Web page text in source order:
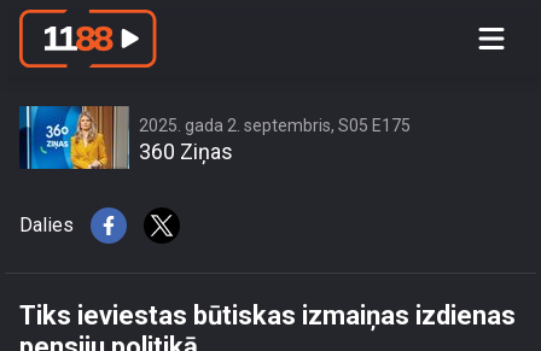
Tiks ieviestas būtiskas izmaiņas
2025. gada 2. septembris, S05 E175
360 Ziņas
Dalies
Tiks ieviestas būtiskas izmaiņas izdienas